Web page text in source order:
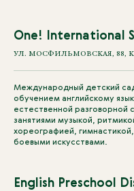
One! International
УЛ. МОСФИЛЬМОВСКАЯ, 88,
Международный детский
обучением английскому
естественной разговорной
занятиями музыкой,
хореографией,
боевыми искусствами.
English Preschool